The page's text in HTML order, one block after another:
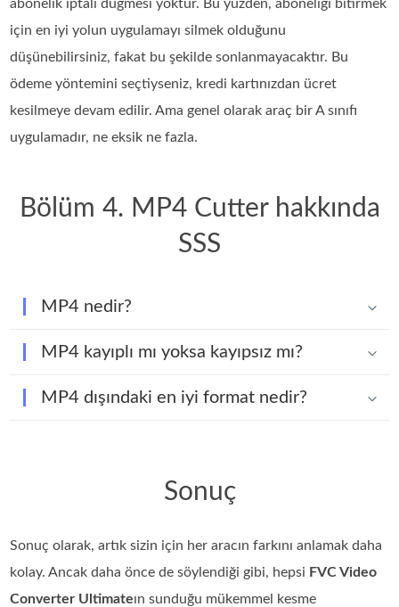
abonelik iptali düğmesi yoktur. Bu yüzden, aboneliği bitirmek
için en iyi yolun uygulamayı silmek olduğunu
düşünebilirsiniz, fakat bu şekilde sonlanmayacaktır. Bu
ödeme yöntemini seçtiyseniz, kredi kartınızdan ücret
kesilmeye devam edilir. Ama genel olarak araç bir A sınıfı
uygulamadır, ne eksik ne fazla.
Bölüm 4. MP4 Cutter hakkında
SSS
MP4 nedir?
MP4 kayıplı mı yoksa kayıpsız mı?
MP4 dışındaki en iyi format nedir?
Sonuç
Sonuç olarak, artık sizin için her aracın farkını anlamak daha
kolay. Ancak daha önce de söylendiği gibi, hepsi FVC Video
Converter Ultimateın sunduğu mükemmel kesme